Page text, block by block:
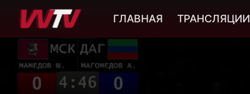
ГЛАВНАЯ ТРАНСЛЯЦИИ